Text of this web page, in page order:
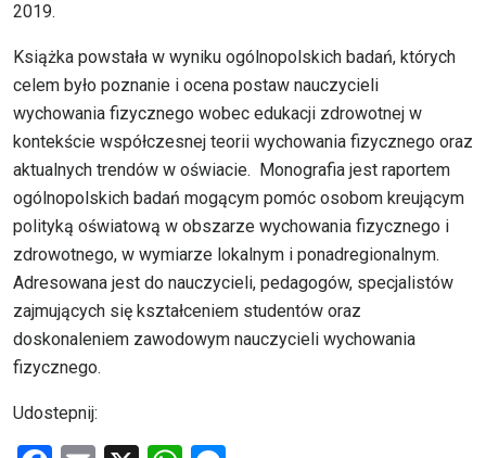
2019.
Książka powstała w wyniku ogólnopolskich badań, których
celem było poznanie i ocena postaw nauczycieli
wychowania fizycznego wobec edukacji zdrowotnej w
kontekście współczesnej teorii wychowania fizycznego oraz
aktualnych trendów w oświacie. Monografia jest raportem
ogólnopolskich badań mogącym pomóc osobom kreującym
polityką oświatową w obszarze wychowania fizycznego i
zdrowotnego, w wymiarze lokalnym i ponadregionalnym.
Adresowana jest do nauczycieli, pedagogów, specjalistów
zajmujących się kształceniem studentów oraz
doskonaleniem zawodowym nauczycieli wychowania
fizycznego.
Udostepnij: